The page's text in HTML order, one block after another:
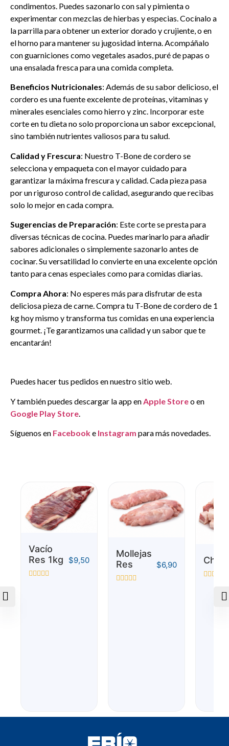
condimentos. Puedes sazonarlo con sal y pimienta o
experimentar con mezclas de hierbas y especias. Cocínalo a
la parrilla para obtener un exterior dorado y crujiente, o en
el horno para mantener su jugosidad interna. Acompáñalo
con guarniciones como vegetales asados, puré de papas o
una ensalada fresca para una comida completa.
Beneficios Nutricionales: Además de su sabor delicioso, el
cordero es una fuente excelente de proteínas, vitaminas y
minerales esenciales como hierro y zinc. Incorporar este
corte en tu dieta no solo proporciona un sabor excepcional,
sino también nutrientes valiosos para tu salud.
Calidad y Frescura: Nuestro T-Bone de cordero se
selecciona y empaqueta con el mayor cuidado para
garantizar la máxima frescura y calidad. Cada pieza pasa
por un riguroso control de calidad, asegurando que recibas
solo lo mejor en cada compra.
Sugerencias de Preparación: Este corte se presta para
diversas técnicas de cocina. Puedes marinarlo para añadir
sabores adicionales o simplemente sazonarlo antes de
cocinar. Su versatilidad lo convierte en una excelente opción
tanto para cenas especiales como para comidas diarias.
Compra Ahora: No esperes más para disfrutar de esta
deliciosa pieza de carne. Compra tu T-Bone de cordero de 1
kg hoy mismo y transforma tus comidas en una experiencia
gourmet. ¡Te garantizamos una calidad y un sabor que te
encantarán!
Puedes hacer tus pedidos en nuestro sitio web.
Y también puedes descargar la app en Apple Storeo en
Google Play Store
Síguenos en Facebooke Instagram para más novedades.
Vacío
Res 1kg
$9,50
Mollejas
Res
$6,90